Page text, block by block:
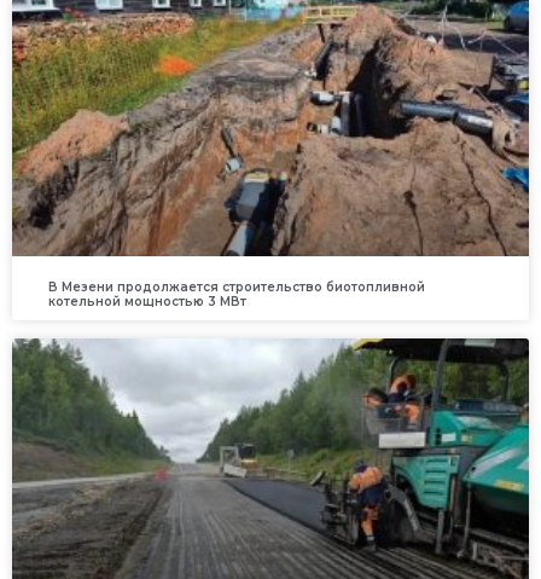
В Мезени продолжается строительство биотопливной
котельной мощностью 3 МВт